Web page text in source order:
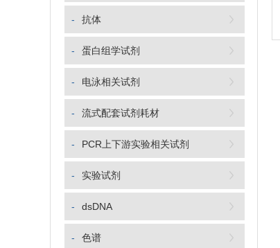
- 抗体
- 蛋白组学试剂
- 电泳相关试剂
- 流式配套试剂耗材
- PCR上下游实验相关试剂
- 实验试剂
- dsDNA
- 色谱